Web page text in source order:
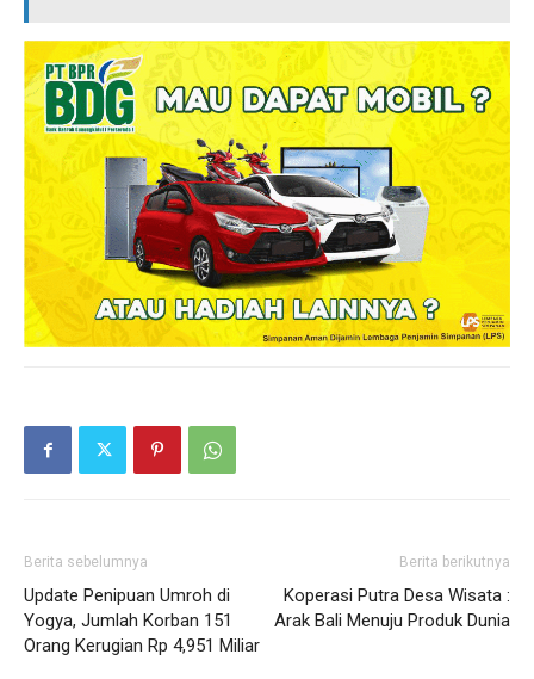
Berita sebelumnya
Update Penipuan Umroh di
Yogya, Jumlah Korban 151
Orang Kerugian Rp 4,951 Miliar
Berita berikutnya
Koperasi Putra Desa Wisata :
Arak Bali Menuju Produk Dunia